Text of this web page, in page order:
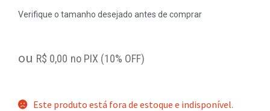
Verifique o tamanho desejado antes de comprar
ou R$ 0,00 no PIX (10% OFF)
Este produto está fora de estoque e indisponível.